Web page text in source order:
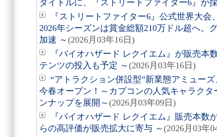
タイトルに、『ストリートファイター6』が
『ストリートファイター6』公式世界大
2026年シーズンは賞金総額210万ドル超へ。
加速 ～ (2026月03年16日)
『バイオハザード レクイエム』が販売本
テンツの投入も予定 ～ (2026月03年16日)
“アトラクション併設型”新業態アミュー
今春オープン！～カプコンの人気キャラク
ンナップを展開～ (2026月03年09日)
『バイオハザード レクイエム』販売本数
らの高評価が販売拡大に寄与 ～ (2026月03年